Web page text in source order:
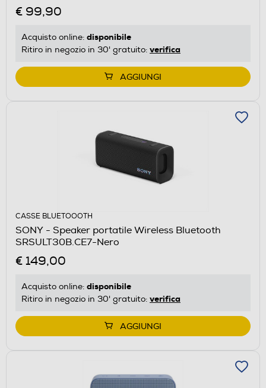
€ 99,90
Acquisto online: disponibile
Ritiro in negozio in 30' gratuito: verifica
AGGIUNGI
CASSE BLUETOOOTH
SONY - Speaker portatile Wireless Bluetooth
SRSULT30B.CE7-Nero
€ 149,00
Acquisto online: disponibile
Ritiro in negozio in 30' gratuito: verifica
AGGIUNGI